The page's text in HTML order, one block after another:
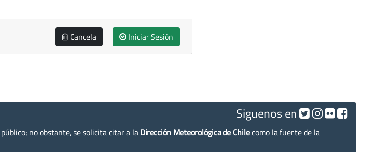
Cancela Iniciar Sesión
Siguenos en
no obstante, se solicita citar a la Dirección Meteorológica de Chilecomo la fuente de la